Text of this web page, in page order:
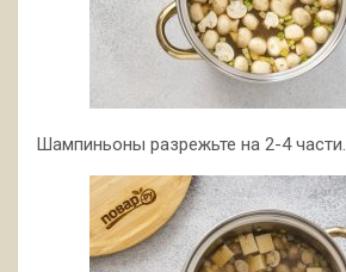
Шампиньоны разрежьте на 2-4 части.